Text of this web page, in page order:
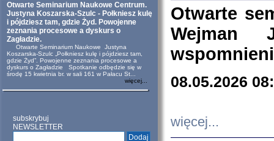
Otwarte Seminarium Naukowe Centrum.
Justyna Koszarska-Szulc - Połkniesz kulę
i pójdziesz tam, gdzie Żyd. Powojenne
zeznania procesowe a dyskurs o
Zagładzie.
Otwarte Seminarium Naukowe Justyna
Koszarska-Szulc „Połkniesz kulę i pójdziesz tam,
gdzie Żyd”. Powojenne zeznania procesowe a
dyskurs o Zagładzie Spotkanie odbędzie się w
środę 15 kwietnia br. w sali 161 w Pałacu St...
więcej...
subskrybuj
NEWSLETTER
Otwarte
Wejman
08.05.2026
więcej...